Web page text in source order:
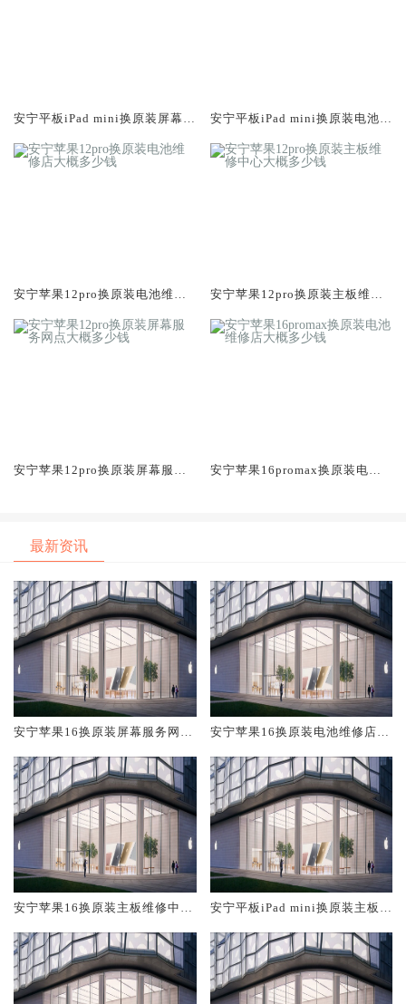
安宁平板iPad mini换原装屏幕服
安宁平板iPad mini换原装电池维
安宁苹果12pro换原装电池维修
安宁苹果12pro换原装主板维修
安宁苹果12pro换原装屏幕服务
安宁苹果16promax换原装电池
最新资讯
安宁苹果16换原装屏幕服务网点
安宁苹果16换原装电池维修店大
安宁苹果16换原装主板维修中心
安宁平板iPad mini换原装主板维